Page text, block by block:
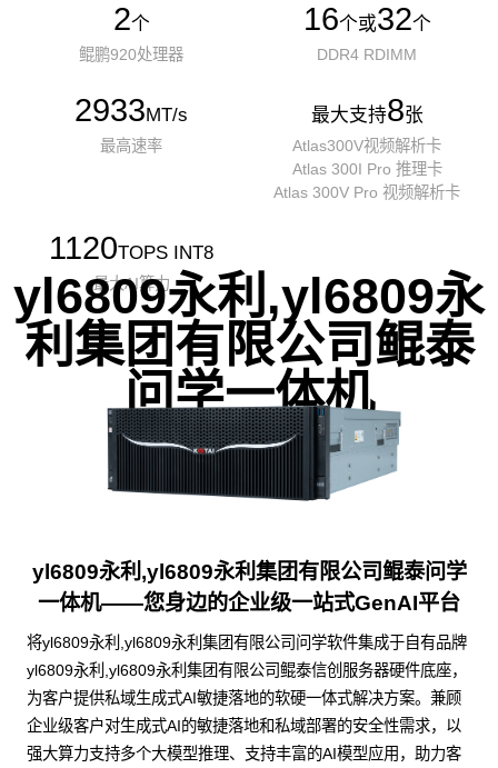
2个
鲲鹏920处理器
16个或32个
DDR4 RDIMM
2933MT/s
最高速率
最大支持8张
Atlas300V视频解析卡
Atlas 300I Pro 推理卡
Atlas 300V Pro 视频解析卡
1120TOPS INT8
最大AI算力
yl6809永利,yl6809永
利集团有限公司鲲泰
问学一体机
yl6809永利,yl6809永利集团有限公司鲲泰问学
一体机——您身边的企业级一站式GenAI平台
将yl6809永利,yl6809永利集团有限公司问学软件集成于自有品牌
yl6809永利,yl6809永利集团有限公司鲲泰信创服务器硬件底座，
为客户提供私域生成式AI敏捷落地的软硬一体式解决方案。兼顾
企业级客户对生成式AI的敏捷落地和私域部署的安全性需求，以
强大算力支持多个大模型推理、支持丰富的AI模型应用，助力客